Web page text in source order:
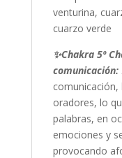
venturina,
cuarzo verde
✨Chakra 5º
comunicación:
comunicación,
oradores, lo
palabras, en
emociones y
provocando